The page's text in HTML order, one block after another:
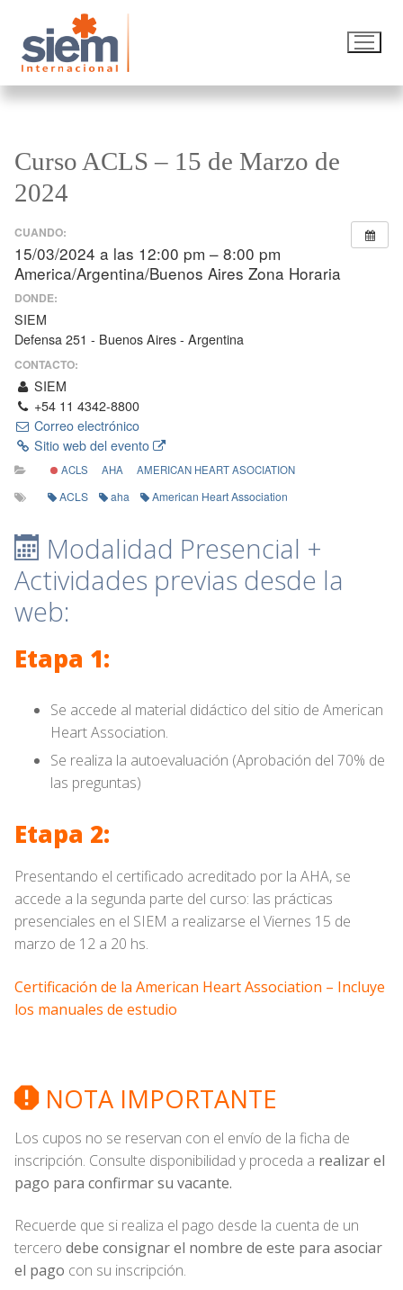
Curso ACLS – 15 de Marzo de
2024
CUANDO:
15/03/2024 a las 12:00 pm – 8:00 pm
America/Argentina/Buenos Aires Zona Horaria
DONDE:
SIEM
Defensa 251 - Buenos Aires - Argentina
CONTACTO:
SIEM
+54 11 4342-8800
Correo electrónico
Sitio web del evento
ACLS AHA AMERICAN HEART ASOCIATION
ACLS aha American Heart Association
Modalidad Presencial +
Actividades previas desde la
web:
Etapa 1:
Se accede al material didáctico del sitio de American
Heart Association.
Se realiza la autoevaluación (Aprobación del 70% de
las preguntas)
Etapa 2:
Presentando el certificado acreditado por la AHA, se
accede a la segunda parte del curso: las prácticas
presenciales en el SIEM a realizarse el Viernes 15 de
marzo de 12 a 20 hs.
Certificación de la American Heart Association – Incluye
los manuales de estudio
NOTA IMPORTANTE
Los cupos no se reservan con el envío de la ficha de
inscripción. Consulte disponibilidad y proceda a realizar el
pago para confirmar su vacante.
Recuerde que si realiza el pago desde la cuenta de un
tercero debe consignar el nombre de este para asociar
el pago con su inscripción.